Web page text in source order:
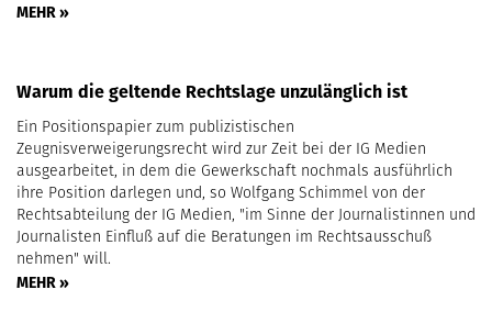
MEHR »
Warum die geltende Rechtslage unzulänglich ist
Ein Positionspapier zum publizistischen
Zeugnisverweigerungsrecht wird zur Zeit bei der IG Medien
ausgearbeitet, in dem die Gewerkschaft nochmals ausführlich
ihre Position darlegen und, so Wolfgang Schimmel von der
Rechtsabteilung der IG Medien, "im Sinne der Journalistinnen und
Journalisten Einfluß auf die Beratungen im Rechtsausschuß
nehmen" will.
MEHR »